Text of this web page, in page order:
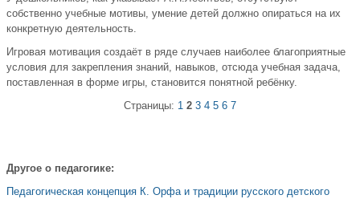
собственно учебные мотивы, умение детей должно опираться на их
конкретную деятельность.
Игровая мотивация создаёт в ряде случаев наиболее благоприятные
условия для закрепления знаний, навыков, отсюда учебная задача,
поставленная в форме игры, становится понятной ребёнку.
Страницы: 1 2 3 4 5 6 7
Другое о педагогике:
Педагогическая концепция К. Орфа и традиции русского детского